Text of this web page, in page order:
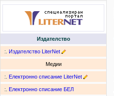
Издателство
:. Издателство LiterNet
Медии
:. Електронно списание LiterNet
:. Електронно списание БЕЛ